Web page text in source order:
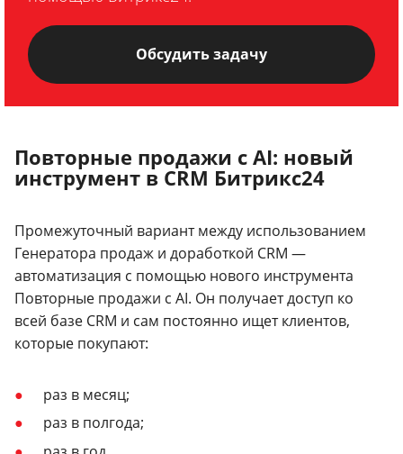
Обсудить задачу
Повторные продажи с AI: новый
инструмент в CRM Битрикс24
Промежуточный вариант между использованием
Генератора продаж и доработкой CRM —
автоматизация с помощью нового инструмента
Повторные продажи с AI. Он получает доступ ко
всей базе CRM и сам постоянно ищет клиентов,
которые покупают:
раз в месяц;
раз в полгода;